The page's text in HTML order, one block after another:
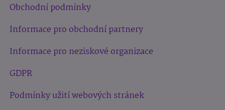
Obchodní podmínky
Informace pro obchodní partnery
Informace pro neziskové organizace
GDPR
Podmínky užití webových stránek